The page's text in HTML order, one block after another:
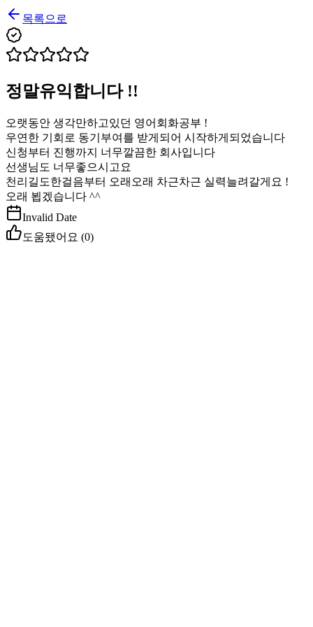
목록으로
정말유익합니다 !!
오랫동안 생각만하고있던 영어회화공부 !
우연한 기회로 동기부여를 받게되어 시작하게되었습니다
신청부터 진행까지 너무깔끔한 회사입니다
선생님도 너무좋으시고요
천리길도한걸음부터 오래오래 차근차근 실력늘려갈게요 !
오래 뵙겠습니다 ^^
Invalid Date
도움됐어요 (0)